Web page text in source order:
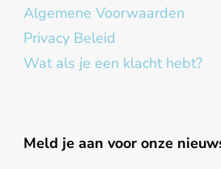
Algemene Voorwaarden
Privacy Beleid
Wat als je een klacht hebt?
Meld je aan voor onze